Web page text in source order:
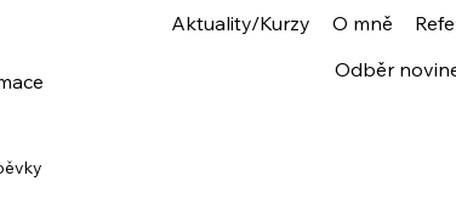
Aktuality/Kurzy O mně
Odběr